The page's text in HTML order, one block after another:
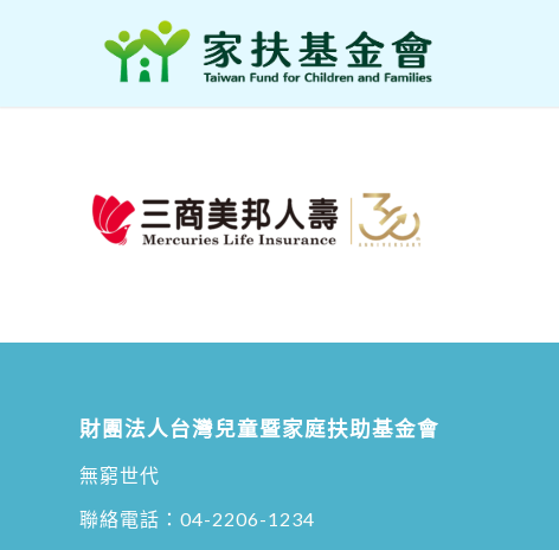
財團法人台灣兒童暨家庭扶助基金會
無窮世代
聯絡電話： 04-2206-1234